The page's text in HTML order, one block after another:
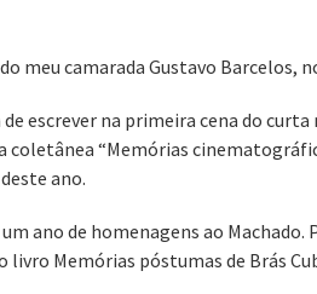
meu camarada Gustavo Barcelos,
escrever na primeira cena do
“Memórias
ano.
ano de homenagens ao
Memórias póstumas de Brás